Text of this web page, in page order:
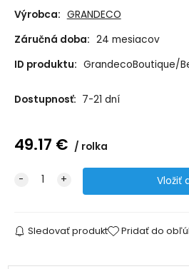
Výrobca: GRANDECO
Záručná doba: 24 mesiacov
ID produktu: GrandecoBoutique/
Dostupnosť: 7-21 dní
49.17 € rolka
Sledovať produkt Pridať do